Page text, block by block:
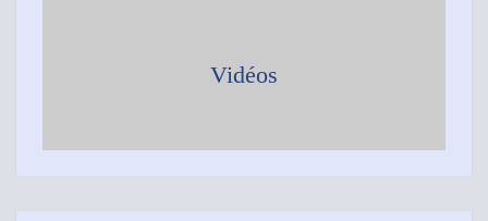
Vidéos